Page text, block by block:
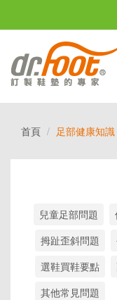
首頁 足部健康知識
兒童足部問題
拇趾歪斜問題
選鞋買鞋要點
其他常見問題